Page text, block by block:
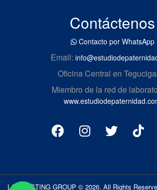
Contáctenos
Contacto por WhatsApp
Email:
Oficina Central en
Miembro de la red de
LAB TESTING GROUP © 2026. All Rights